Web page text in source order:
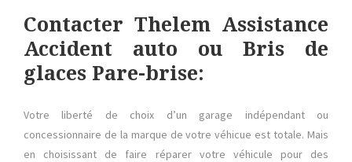
Contacter Thelem Assistance
Accident auto ou Bris de
glaces Pare-brise:
Votre liberté de choix d’un garage indépendant ou
concessionnaire de la marque de votre véhicue est totale. Mais
en choisissant de faire réparer votre véhicule pour des